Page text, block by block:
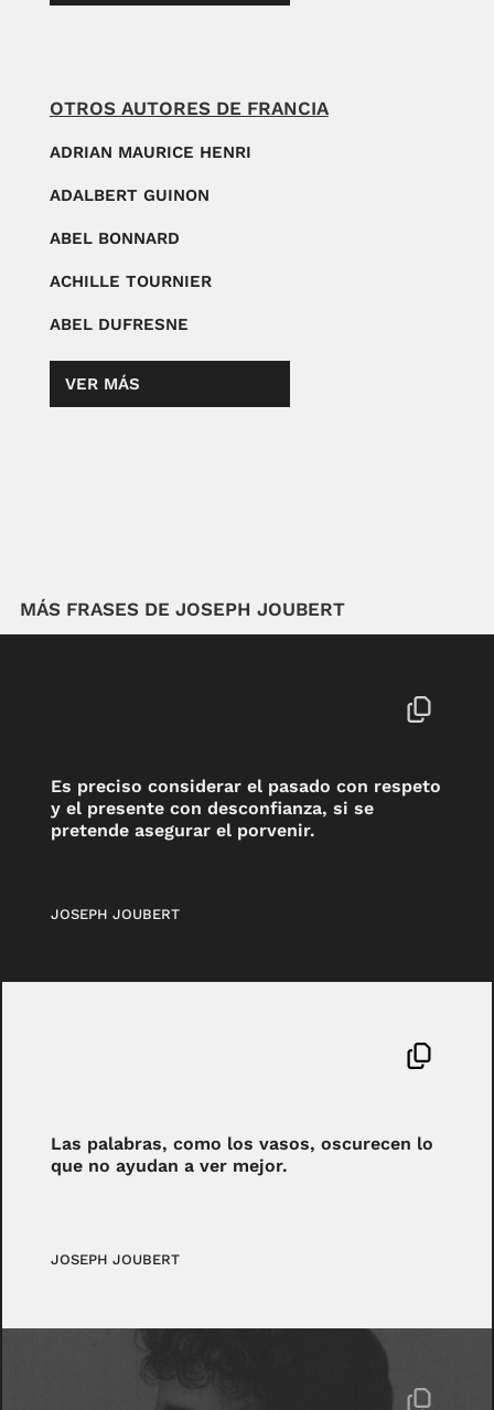
OTROS AUTORES DE FRANCIA
ADRIAN MAURICE HENRI
ADALBERT GUINON
ABEL BONNARD
ACHILLE TOURNIER
ABEL DUFRESNE
VER MÁS
MÁS FRASES DE JOSEPH JOUBERT
Es preciso considerar el pasado con respeto
y el presente con desconfianza, si se
pretende asegurar el porvenir.
JOSEPH JOUBERT
Las palabras, como los vasos, oscurecen lo
que no ayudan a ver mejor.
JOSEPH JOUBERT